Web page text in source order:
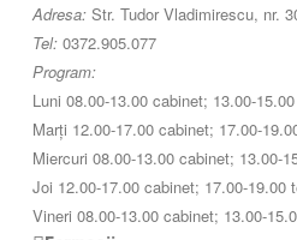
Adresa: Str. Tudor Vladimirescu, nr.
Tel: 0372.905.077
Program:
Luni 08.00-13.00 cabinet; 13.00-
Marți 12.00-17.00 cabinet; 17.00-
Miercuri 08.00-13.00 cabinet; 13.00-
Joi 12.00-17.00 cabinet; 17.00-19.00
Vineri 08.00-13.00 cabinet; 13.00-